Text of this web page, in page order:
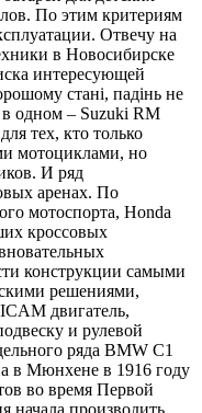
По этим критериям
Отвечу на
в Новосибирске
интересующей
стані, падінь не
в одном – Suzuki RM
тех, кто только
мотоциклами, но
И ряд
аренах. По
мотоспорта, Honda
кроссовых
конструкции самыми
решениями,
двигатель,
и рулевой
ряда BMW C1
в Мюнхене в 1916 году
во время Первой
начала производить